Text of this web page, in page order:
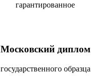
гарантированное
Московский диплом
государственного образца